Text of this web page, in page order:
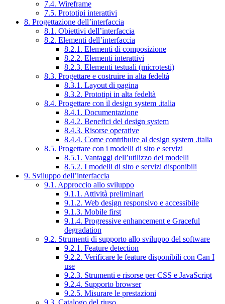
7.4. Wireframe
7.5. Prototipi interattivi
8. Progettazione dell’interfaccia
8.1. Obiettivi dell’interfaccia
8.2. Elementi dell’interfaccia
8.2.1. Elementi di composizione
8.2.2. Elementi interattivi
8.2.3. Elementi testuali (microtesti)
8.3. Progettare e costruire in alta fedeltà
8.3.1. Layout di pagina
8.3.2. Prototipi in alta fedeltà
8.4. Progettare con il design system .italia
8.4.1. Documentazione
8.4.2. Benefici del design system
8.4.3. Risorse operative
8.4.4. Come contribuire al design system .italia
8.5. Progettare con i modelli di sito e servizi
8.5.1. Vantaggi dell’utilizzo dei modelli
8.5.2. I modelli di sito e servizi disponibili
9. Sviluppo dell’interfaccia
9.1. Approccio allo sviluppo
9.1.1. Attività preliminari
9.1.2. Web design responsivo e accessibile
9.1.3. Mobile first
9.1.4. Progressive enhancement e Graceful
degradation
9.2. Strumenti di supporto allo sviluppo del software
9.2.1. Feature detection
9.2.2. Verificare le feature disponibili con Can I
use
9.2.3. Strumenti e risorse per CSS e JavaScript
9.2.4. Supporto browser
9.2.5. Misurare le prestazioni
9.3. Catalogo del riuso